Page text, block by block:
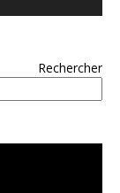
Rechercher